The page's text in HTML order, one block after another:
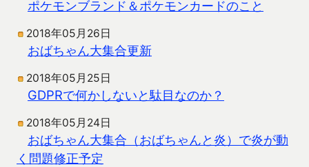
ポケモンブランド＆ポケモンカードのこと
2018年05月26日
おばちゃん大集合更新
2018年05月25日
GDPRで何かしないと駄目なのか？
2018年05月24日
おばちゃん大集合（おばちゃんと炎）で炎が動
く問題修正予定